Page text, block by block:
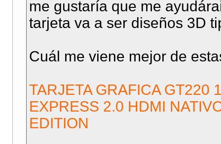
me gustaría que me
tarjeta va a ser diseños 3D
Cuál me viene mejor de
TARJETA GRAFICA GT220
EXPRESS 2.0 HDMI
EDITION